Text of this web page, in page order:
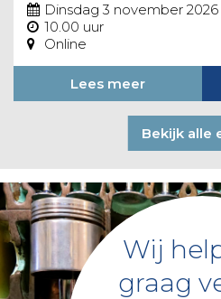
Dinsdag 3 november 2026
10.00 uur
Online
Lees meer
Bekijk alle
Wij
graag